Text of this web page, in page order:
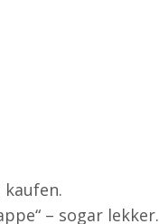
– sogar lekker.